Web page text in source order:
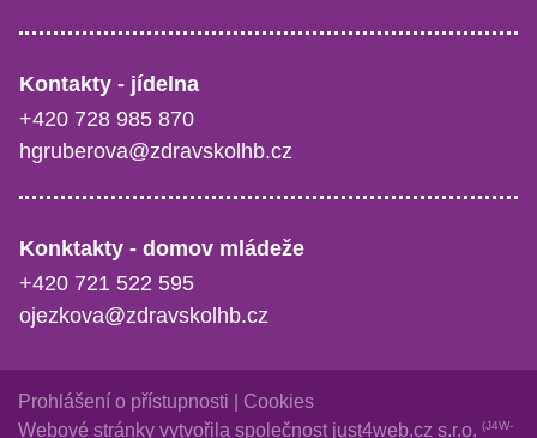
Kontakty - jídelna
+420 728 985 870
hgruberova@zdravskolhb.cz
Konktakty - domov mládeže
+420 721 522 595
ojezkova@zdravskolhb.cz
Prohlášení o přístupnosti
Cookies
Webové stránky vytvořila společnost just4web.cz s.r.o. (J4W-